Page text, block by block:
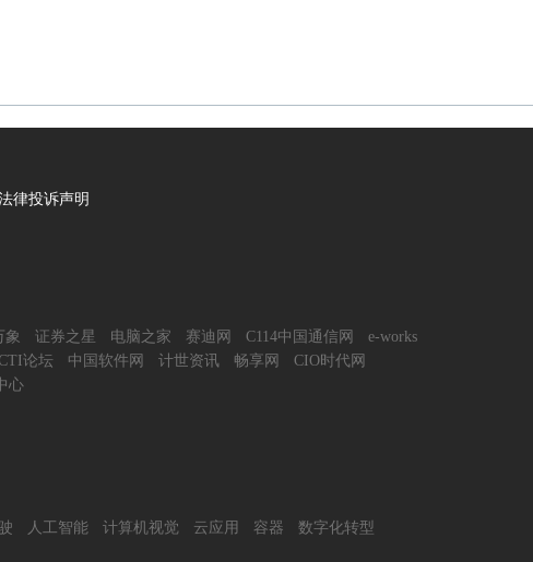
律投诉声明
象 证券之星 电脑之家 赛迪网 C114中国通信网
e-works
论坛 中国软件网 计世资讯 畅享网
CIO时代网
心
人工智能 计算机视觉 云应用 容器
数字化转型